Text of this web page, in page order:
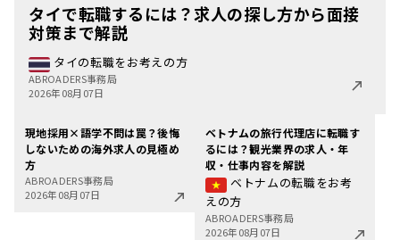
タイで転職するには？求人の探し方から面接
対策まで解説
タイの転職をお考えの方
ABROADERS事務局
2026年08月07日
現地採用×語学不問は罠？後悔
しないための海外求人の見極め
方
ABROADERS事務局
2026年08月07日
ベトナムの旅行代理店に転職す
るには？観光業界の求人・年
収・仕事内容を解説
ベトナムの転職をお考
えの方
ABROADERS事務局
2026年08月07日